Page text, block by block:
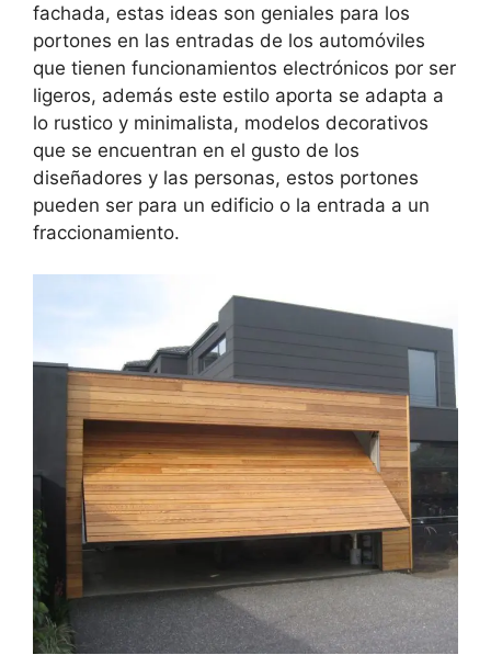
fachada, estas ideas son geniales para los
portones en las entradas de los automóviles
que tienen funcionamientos electrónicos por ser
ligeros, además este estilo aporta se adapta a
lo rustico y minimalista, modelos decorativos
que se encuentran en el gusto de los
diseñadores y las personas, estos portones
pueden ser para un edificio o la entrada a un
fraccionamiento.